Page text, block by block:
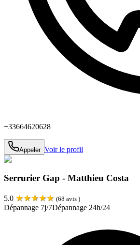
+33664620628
Appeler Voir le profil
Serrurier Gap - Matthieu Costa
5.0 ★★★★★ (68 avis )
Dépannage 7j/7Dépannage 24h/24